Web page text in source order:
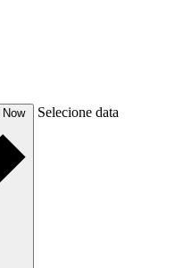
Now Selecione data